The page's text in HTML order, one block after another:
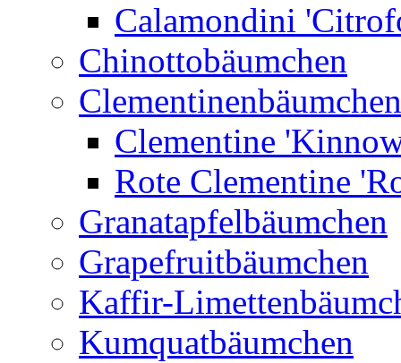
Calamondini
Chinottobäumchen
Clementinenbäumchen
Clementine
Rote Clementine
Granatapfelbäumchen
Grapefruitbäumchen
Kaffir-
Kumquatbäumchen